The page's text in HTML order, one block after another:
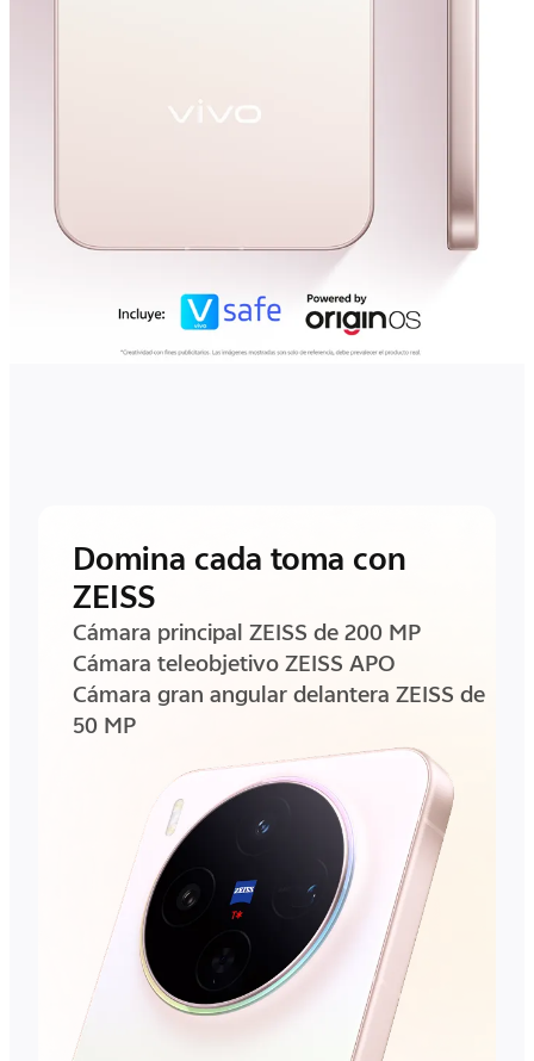
Domina cada toma con
ZEISS
Cámara principal ZEISS de 200 MP
Cámara teleobjetivo ZEISS APO
Cámara gran angular delantera ZEISS de
50 MP